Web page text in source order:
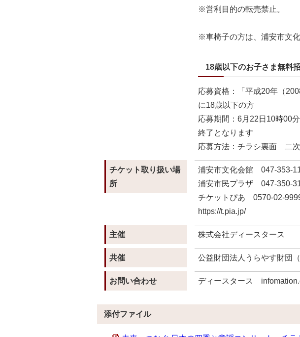
※営利目的の転売禁止。
※車椅子の方は、浦安市文
18歳以下のお子さま無料
応募資格：「平成20年（
に18歳以下の方
応募期間：6月22日10時00
終了となります
応募方法：チラシ裏面 二
チケット取り扱い場
所
浦安市文化会館 047-353-
浦安市民プラザ 047-350-
チケットぴあ 0570-02-
https://t.pia.jp/
主催 株式会社ディースタース
共催 公益財団法人うらやす財団
お問い合わせ ディースタース
添付ファイル